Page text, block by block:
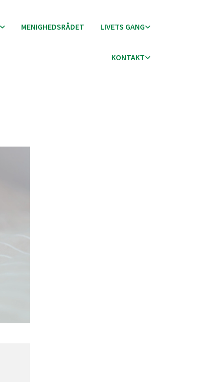
MENIGHEDSRÅDET LIVETS GANG
KONTAKT